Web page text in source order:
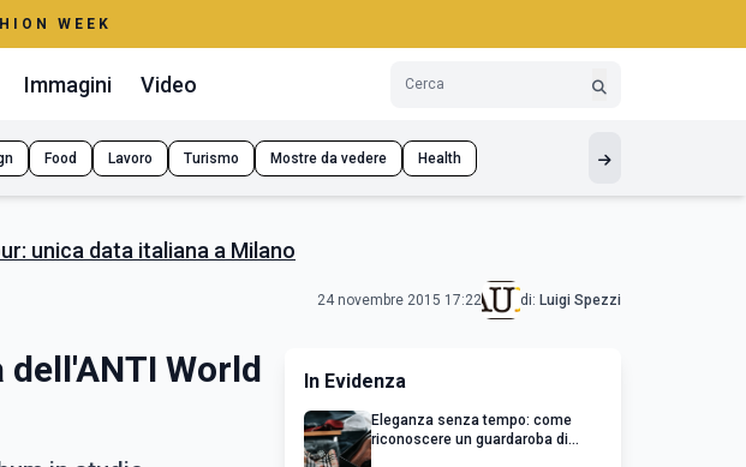
WEEK
Immagini Video
Food Lavoro Turismo Mostre da vedere Health
unica data italiana a Milano
24 novembre 2015 17:22 di: Luigi Spezzi
World
In Evidenza
Eleganza senza tempo: come
riconoscere un guardaroba di